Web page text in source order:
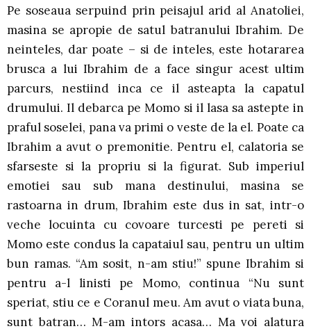
Pe soseaua serpuind prin peisajul arid al Anatoliei,
masina se apropie de satul batranului Ibrahim. De
neinteles, dar poate – si de inteles, este hotararea
brusca a lui Ibrahim de a face singur acest ultim
parcurs, nestiind inca ce il asteapta la capatul
drumului. Il debarca pe Momo si il lasa sa astepte in
praful soselei, pana va primi o veste de la el. Poate ca
Ibrahim a avut o premonitie. Pentru el, calatoria se
sfarseste si la propriu si la figurat. Sub imperiul
emotiei sau sub mana destinului, masina se
rastoarna in drum, Ibrahim este dus in sat, intr-o
veche locuinta cu covoare turcesti pe pereti si
Momo este condus la capataiul sau, pentru un ultim
bun ramas. “Am sosit, n-am stiu!” spune Ibrahim si
pentru a-l linisti pe Momo, continua “Nu sunt
speriat, stiu ce e Coranul meu. Am avut o viata buna,
sunt batran… M-am intors acasa… Ma voi alatura